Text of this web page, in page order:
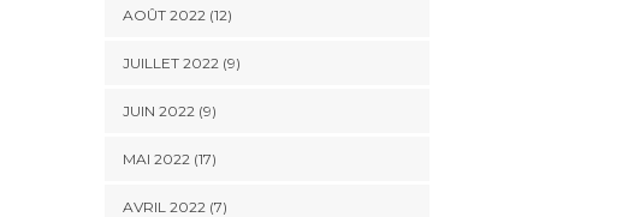
AOÛT 2022 (12)
JUILLET 2022 (9)
JUIN 2022 (9)
MAI 2022 (17)
AVRIL 2022 (7)